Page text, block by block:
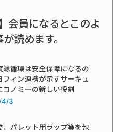
会員になるとこのよ
読めます。
源循環は安全保障になるの
フィン連携が示すサーキュ
コノミーの新しい役割
4/3
、パレット用ラップ等を包